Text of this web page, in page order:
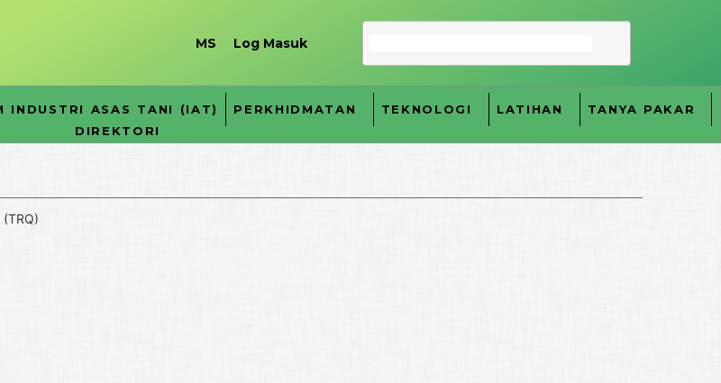
MS Log Masuk
INDUSTRI ASAS TANI (IAT) PERKHIDMATAN TEKNOLOGI LATIHAN
TANYA PAKAR
DIREKTORI